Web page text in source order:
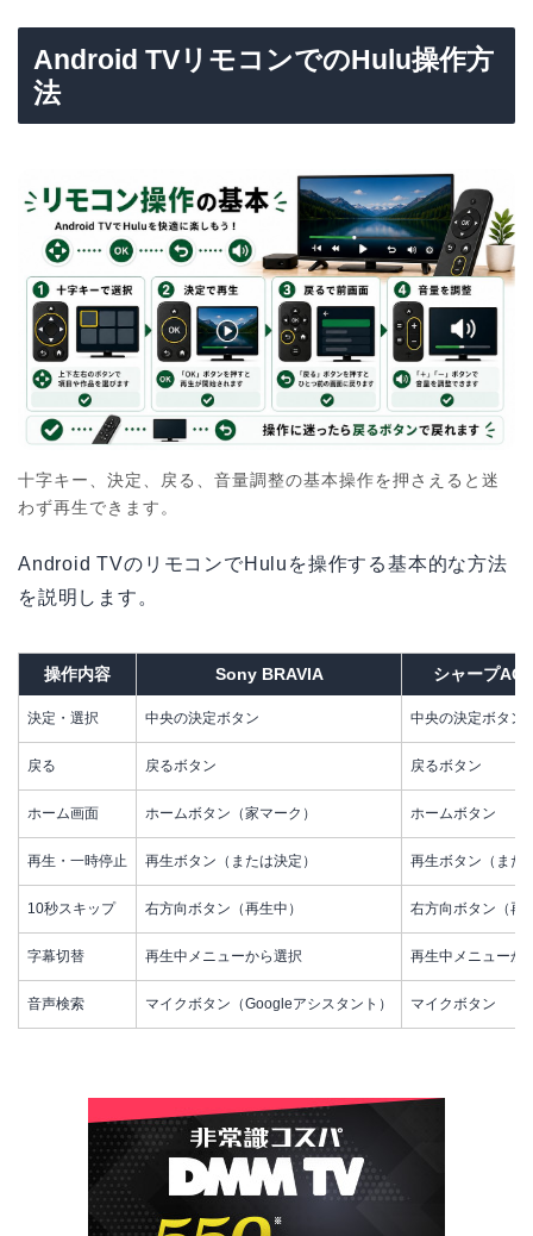
Android TVリモコンでのHulu操作方
法
十字キー、決定、戻る、音量調整の基本操作を押さえると迷
わず再生できます。
Android TVのリモコンでHuluを操作する基本的な方法
を説明します。
操作内容 Sony BRAVIA シャープ
決定・選択 中央の決定ボタン 中央の決定ボタン
戻る 戻るボタン 戻るボタン
ホーム画面 ホームボタン（家マーク） ホームボタン
再生・一時停止 再生ボタン（または決定） 再生ボタン（また
10秒スキップ 右方向ボタン（再生中） 右方向ボタン（再
字幕切替 再生中メニューから選択 再生中メニューか
音声検索 マイクボタン（Googleアシスタント） マイクボタン